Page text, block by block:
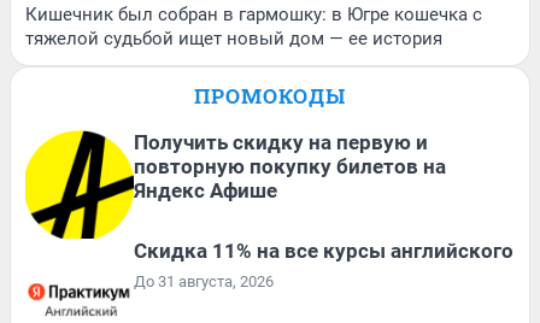
Кишечник был собран в гармошку: в Югре кошечка с
тяжелой судьбой ищет новый дом — ее история
ПРОМОКОДЫ
Получить скидку на первую и
повторную покупку билетов на
Яндекс Афише
Скидка 11% на все курсы английского
До 31 августа, 2026